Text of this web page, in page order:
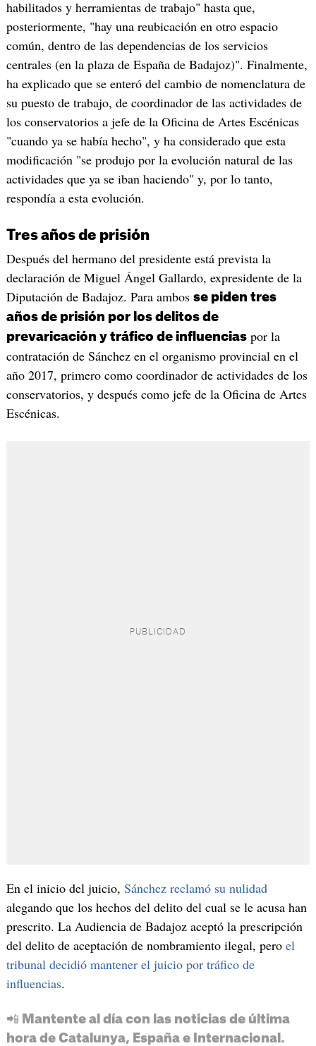
habilitados y herramientas de trabajo" hasta que,
posteriormente, "hay una reubicación en otro espacio
común, dentro de las dependencias de los servicios
centrales (en la plaza de España de Badajoz)". Finalmente,
ha explicado que se enteró del cambio de nomenclatura de
su puesto de trabajo, de coordinador de las actividades de
los conservatorios a jefe de la Oficina de Artes Escénicas
"cuando ya se había hecho", y ha considerado que esta
modificación "se produjo por la evolución natural de las
actividades que ya se iban haciendo" y, por lo tanto,
respondía a esta evolución.
Tres años de prisión
Después del hermano del presidente está prevista la
declaración de Miguel Ángel Gallardo, expresidente de la
Diputación de Badajoz. Para ambos se piden tres
años de prisión por los delitos de
prevaricación y tráfico de influenciaspor la
contratación de Sánchez en el organismo provincial en el
año 2017, primero como coordinador de actividades de los
conservatorios, y después como jefe de la Oficina de Artes
Escénicas.
En el inicio del juicio, Sánchez reclamó su nulidad
alegando que los hechos del delito del cual se le acusa han
prescrito. La Audiencia de Badajoz aceptó la prescripción
del delito de aceptación de nombramiento ilegal, pero el
tribunal decidió mantener el juicio por tráfico de
influencias.
📲 Mantente al día con las noticias de última
hora de Catalunya, España e Internacional.